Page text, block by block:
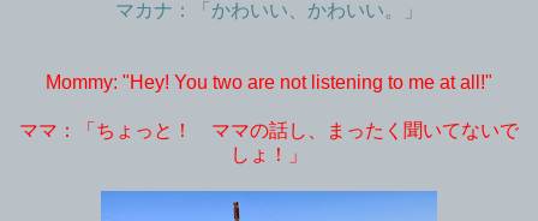
マカナ：「かわいい、かわいい。」
Mommy: "Hey! You two are not listening to me at all!"
ママ：「ちょっと！ ママの話し、まったく聞いてないで
しょ！」